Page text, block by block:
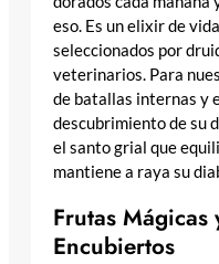
eso. Es un elixir de
seleccionados por
veterinarios. Para
de batallas internas y
descubrimiento de su
el santo grial que
mantiene a raya su
Frutas Mágicas
Encubiertos